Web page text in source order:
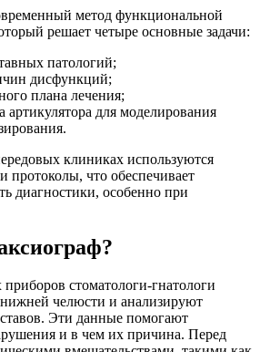
метод функциональной
решает четыре основные задачи:
патологий;
дисфункций;
плана лечения;
артикулятора для моделирования
клиниках используются
протоколы, что обеспечивает
диагностики, особенно при
стоматологи-гнатологи
челюсти и анализируют
Эти данные помогают
и в чем их причина. Перед